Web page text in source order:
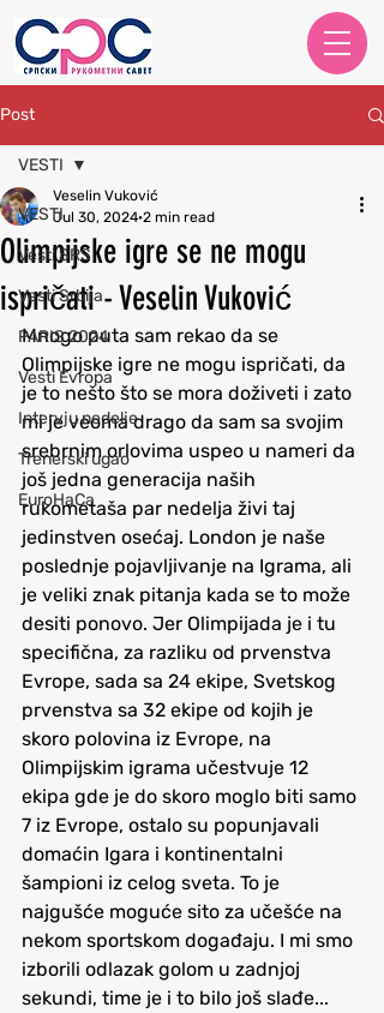
Post
VESTI
Vesti SRS
Vesti Srbija
PARIS 2024
Vesti Evropa
Intervju nedelje
Trenerski ugao
EuroHaCa
VESTI
Olimpijske igre se ne mogu
ispričati - Veselin Vuković
Veselin Vuković
Jul 30, 2024 2 min read
Mnogo puta sam rekao da se
Olimpijske igre ne mogu ispričati, da
je to nešto što se mora doživeti i zato
mi je veoma drago da sam sa svojim
srebrnim orlovima uspeo u nameri da
još jedna generacija naših
rukometaša par nedelja živi taj
jedinstven osećaj. London je naše
poslednje pojavljivanje na Igrama, ali
je veliki znak pitanja kada se to može
desiti ponovo. Jer Olimpijada je i tu
specifična, za razliku od prvenstva
Evrope, sada sa 24 ekipe, Svetskog
prvenstva sa 32 ekipe od kojih je
skoro polovina iz Evrope, na
Olimpijskim igrama učestvuje 12
ekipa gde je do skoro moglo biti samo
7 iz Evrope, ostalo su popunjavali
domaćin Igara i kontinentalni
šampioni iz celog sveta. To je
najgušće moguće sito za učešće na
nekom sportskom događaju. I mi smo
izborili odlazak golom u zadnjoj
sekundi, time je i to bilo još slađe...